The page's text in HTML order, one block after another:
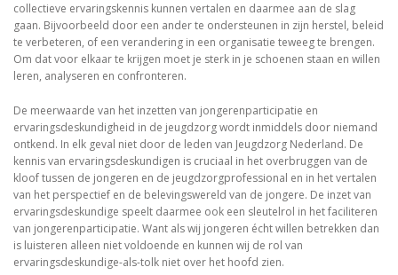
collectieve ervaringskennis kunnen vertalen en daarmee aan de slag
gaan. Bijvoorbeeld door een ander te ondersteunen in zijn herstel, beleid
te verbeteren, of een verandering in een organisatie teweeg te brengen.
Om dat voor elkaar te krijgen moet je sterk in je schoenen staan en willen
leren, analyseren en confronteren.
De meerwaarde van het inzetten van jongerenparticipatie en
ervaringsdeskundigheid in de jeugdzorg wordt inmiddels door niemand
ontkend. In elk geval niet door de leden van Jeugdzorg Nederland. De
kennis van ervaringsdeskundigen is cruciaal in het overbruggen van de
kloof tussen de jongeren en de jeugdzorgprofessional en in het vertalen
van het perspectief en de belevingswereld van de jongere. De inzet van
ervaringsdeskundige speelt daarmee ook een sleutelrol in het faciliteren
van jongerenparticipatie. Want als wij jongeren écht willen betrekken dan
is luisteren alleen niet voldoende en kunnen wij de rol van
ervaringsdeskundige-als-tolk niet over het hoofd zien.